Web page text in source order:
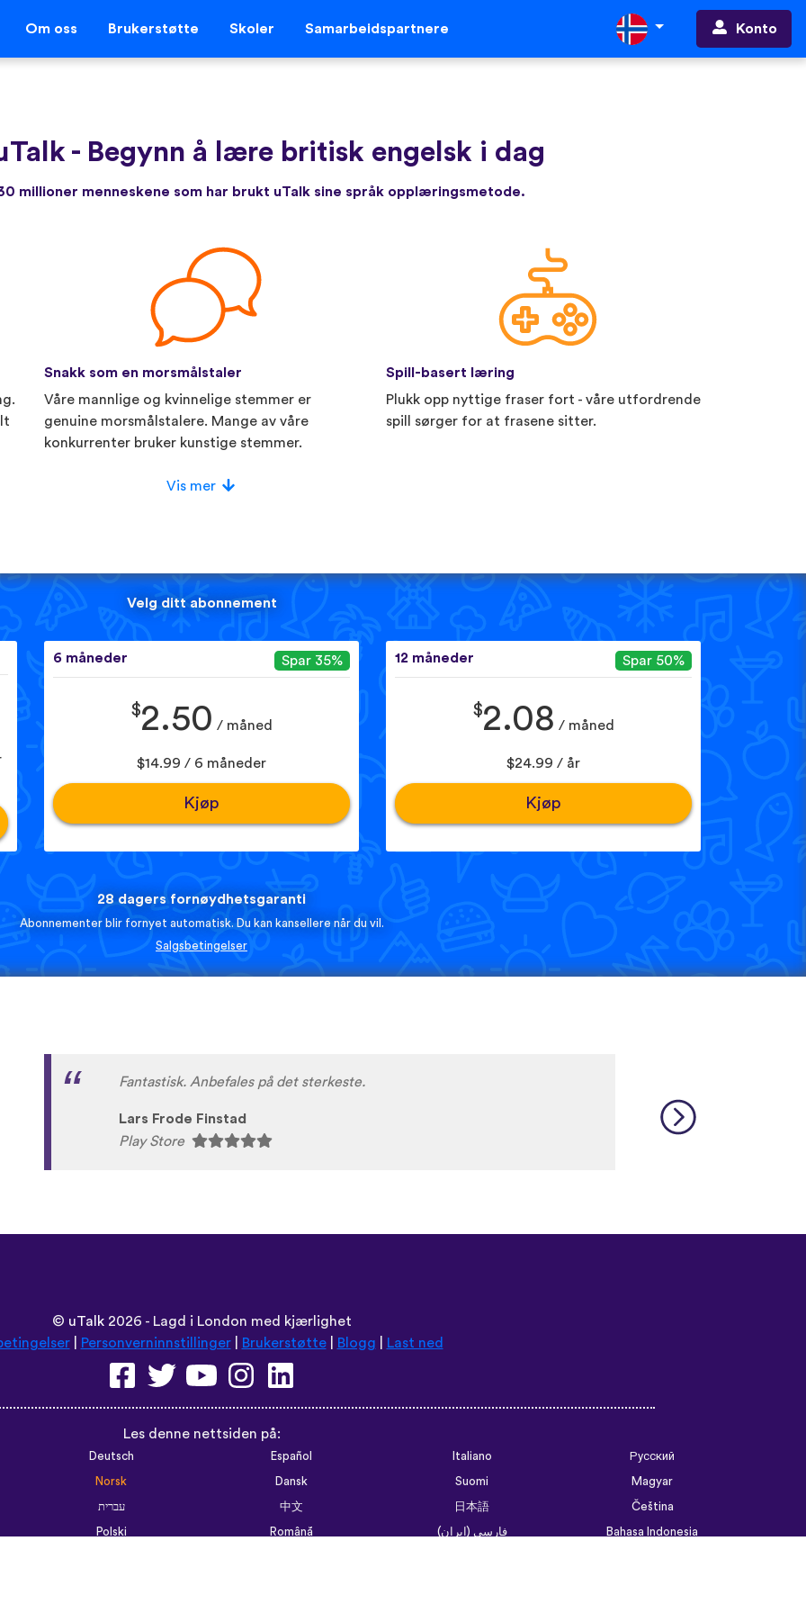
Om oss Brukerstøtte Skoler Samarbeidspartnere Konto
- Begynn å lære britisk engelsk i dag
millioner menneskene som har brukt uTalk sine språk opplæringsmetode.
Snakk som en morsmålstaler
Våre mannlige og kvinnelige stemmer er
genuine morsmålstalere. Mange av våre
konkurrenter bruker kunstige stemmer.
Spill-basert læring
Plukk opp nyttige fraser fort - våre utfordrende
spill sørger for at frasene sitter.
Vis mer
Velg ditt abonnement
6 måneder Spar 35%
$2.50 / måned
$14.99 / 6 måneder
Kjøp
12 måneder Spar 50%
$2.08 / måned
$24.99 / år
Kjøp
28 dagers fornøydhetsgaranti
Abonnementer blir fornyet automatisk. Du kan kansellere når du vil.
Salgsbetingelser
Fint👌😍
hawnaz123
App Store
Les denne nettsiden på:
Deutsch Español Italiano
Русский
Norsk
Dansk
עברית
中文 日本語
Čeština
Polski
Română فارسی (ایران)
Bahasa Indonesia
한국어
Português do Brasil Українська
العربية الرسمية الحديثة
Монгол
Azərbaycan dili